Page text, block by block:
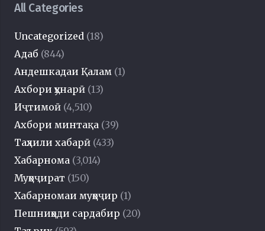
All Categories
Uncategorized (18)
Адаб (844)
Андешкадаи Қалам (1)
Ахбори ҳунарӣ (13)
Иҷтимоӣ (4,510)
Ахбори минтақа (39)
Таҳлили хабарӣ (433)
Хабарнома (3,014)
Муҳоҷират (150)
Хабарномаи муҳоҷир (1)
Пешниҳоди сардабир (20)